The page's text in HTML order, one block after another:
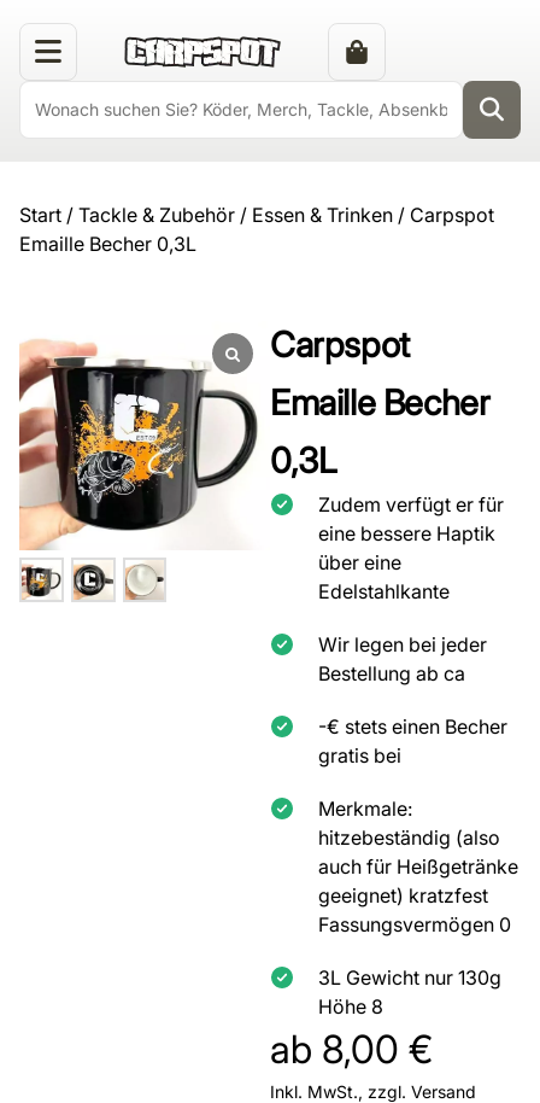
Start / Tackle & Zubehör / Essen & Trinken / Carpspot
Emaille Becher 0,3L
Carpspot
Emaille Becher
0,3L
Zudem verfügt er für
eine bessere Haptik
über eine
Edelstahlkante
Wir legen bei jeder
Bestellung ab ca
-€ stets einen Becher
gratis bei
Merkmale:
hitzebeständig (also
auch für Heißgetränke
geeignet) kratzfest
Fassungsvermögen 0
3L Gewicht nur 130g
Höhe 8
ab 8,00 €
Inkl. MwSt., zzgl. Versand